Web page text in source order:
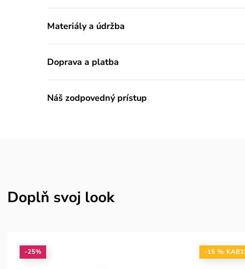
Materiály a údržba
Doprava a platba
Náš zodpovedný prístup
Doplň svoj look
-25% -15 %: